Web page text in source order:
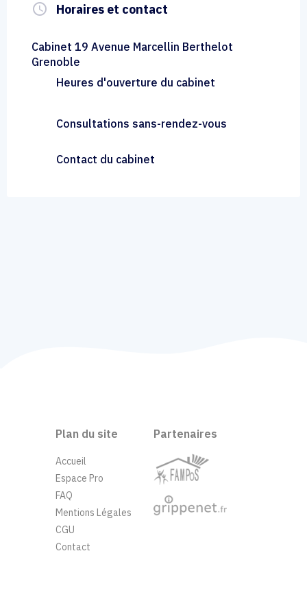
query_builder Horaires et contact
Cabinet 19 Avenue Marcellin Berthelot
Grenoble
Heures d'ouverture du cabinet
Consultations sans-rendez-vous
Contact du cabinet
Plan du site
Accueil
Espace Pro
FAQ
Mentions Légales
CGU
Contact
Partenaires